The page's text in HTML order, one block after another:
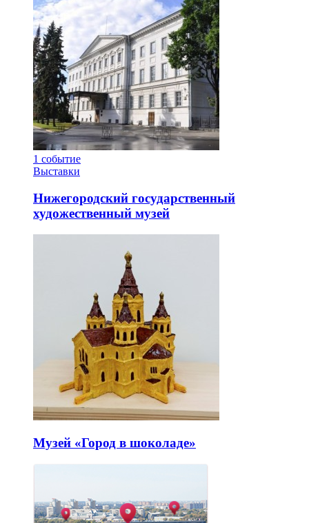
1 событие
Выставки
Нижегородский государственный
художественный музей
Музей «Город в шоколаде»